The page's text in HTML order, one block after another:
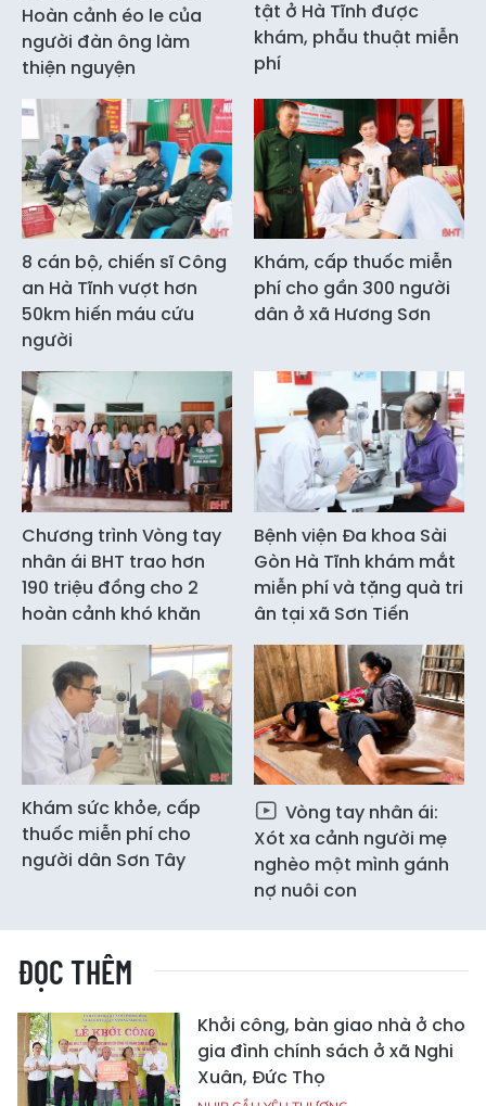
Hoàn cảnh éo le của
người đàn ông làm
thiện nguyện
tật ở Hà Tĩnh được
khám, phẫu thuật miễn
phí
8 cán bộ, chiến sĩ Công
an Hà Tĩnh vượt hơn
50km hiến máu cứu
người
Khám, cấp thuốc miễn
phí cho gần 300 người
dân ở xã Hương Sơn
Chương trình Vòng tay
nhân ái BHT trao hơn
190 triệu đồng cho 2
hoàn cảnh khó khăn
Bệnh viện Đa khoa Sài
Gòn Hà Tĩnh khám mắt
miễn phí và tặng quà tri
ân tại xã Sơn Tiến
Khám sức khỏe, cấp
thuốc miễn phí cho
người dân Sơn Tây
Vòng tay nhân ái:
Xót xa cảnh người mẹ
nghèo một mình gánh
nợ nuôi con
ĐỌC THÊM
Khởi công, bàn giao nhà ở cho
gia đình chính sách ở xã Nghi
Xuân, Đức Thọ